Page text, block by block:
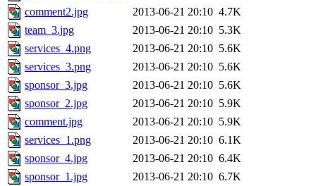
comment2.jpg
2013-06-21 20:10 4.7K
team_3.jpg
2013-06-21 20:10 5.3K
services_4.png
2013-06-21 20:10 5.6K
services_3.png
2013-06-21 20:10 5.6K
sponsor_3.jpg
2013-06-21 20:10 5.6K
sponsor_2.jpg
2013-06-21 20:10 5.9K
comment.jpg
2013-06-21 20:10 5.9K
services_1.png
2013-06-21 20:10 6.1K
sponsor_4.jpg
2013-06-21 20:10 6.4K
sponsor_1.jpg
2013-06-21 20:10 6.7K